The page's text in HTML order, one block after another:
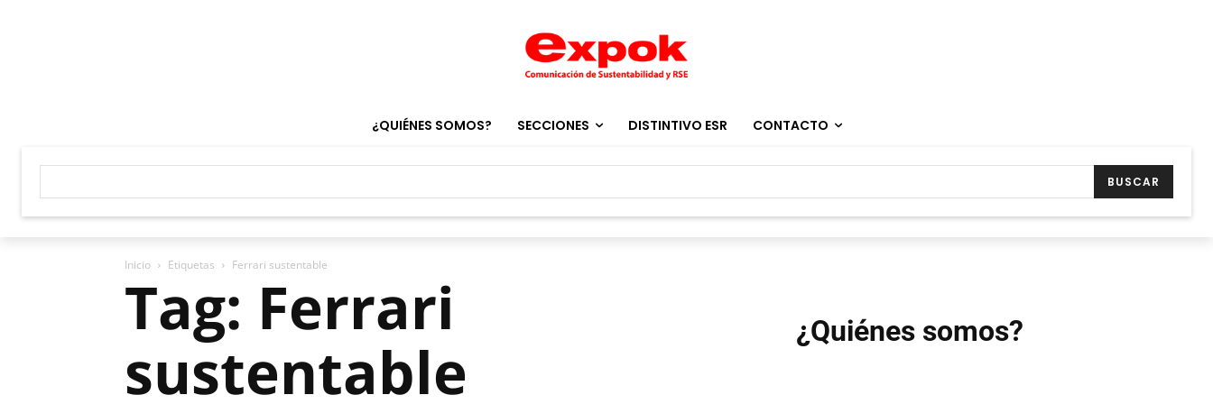
¿QUIÉNES SOMOS? SECCIONES DISTINTIVO ESR CONTACTO
BUSCAR
Inicio Etiquetas Ferrari sustentable
Tag: Ferrari
sustentable
¿Quiénes somos?